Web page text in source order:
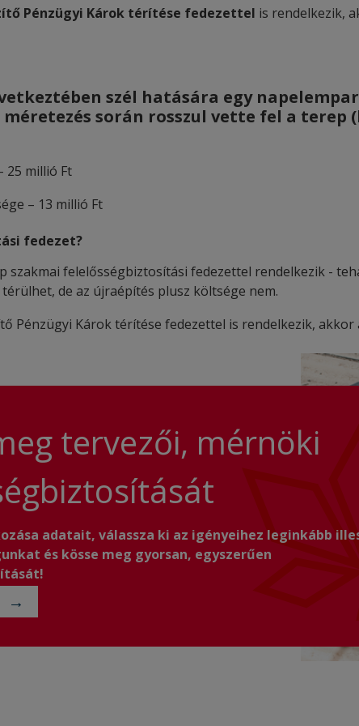
Pénzügyi Károk térítése fedezettel is rendelkezik,
szél hatására egy
során rosszul vette fel a
25 millió Ft
– 13 millió Ft
fedezet?
szakmai felelősségbiztosítási fedezettel rendelkezik -
de az újraépítés plusz költsége nem.
Pénzügyi Károk térítése fedezettel is rendelkezik,
tervezői, mérnöki
adatait, válassza ki az igényeihez leginkább
és kösse meg gyorsan, egyszerűen